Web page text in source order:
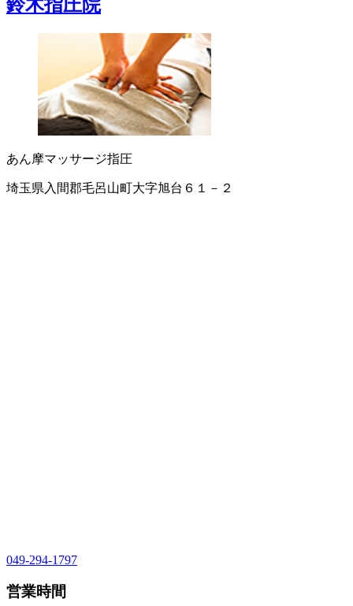
鈴木指圧院
あん摩マッサージ指圧
埼玉県入間郡毛呂山町大字旭台６１－２
049-294-1797
営業時間